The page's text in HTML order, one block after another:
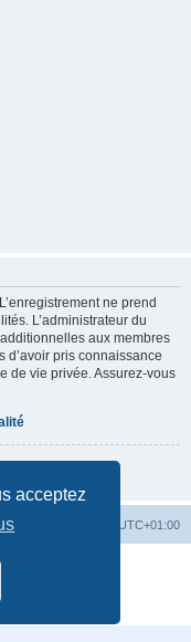
acceptez
ne prend
L’administrateur du
aux membres
d’avoir pris connaissance
de vie privée. Assurez-vous
UTC+01:00
© phpBB Limited